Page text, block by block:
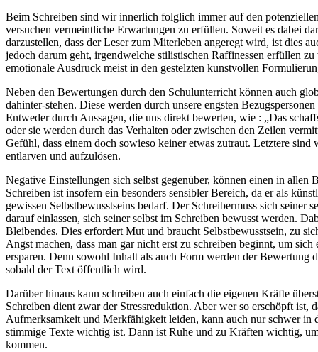
Beim Schreiben sind wir innerlich folglich immer auf den
versuchen vermeintliche Erwartungen zu erfüllen. Soweit es dabei
darzustellen, dass der Leser zum Miterleben angeregt wird, ist dies
jedoch darum geht, irgendwelche stilistischen Raffinessen erfüllen
emotionale Ausdruck meist in den gestelzten kunstvollen
Neben den Bewertungen durch den Schulunterricht können auch
dahinter-stehen. Diese werden durch unsere engsten
Entweder durch Aussagen, die uns direkt bewerten, wie : „Das
oder sie werden durch das Verhalten oder zwischen den Zeilen
Gefühl, dass einem doch sowieso keiner etwas zutraut. Letztere sind
entlarven und aufzulösen.
Negative Einstellungen sich selbst gegenüber, können einen in allen
Schreiben ist insofern ein besonders sensibler Bereich, da er als
gewissen Selbstbewusstseins bedarf. Der Schreibermuss sich seiner
darauf einlassen, sich seiner selbst im Schreiben bewusst werden.
Bleibendes. Dies erfordert Mut und braucht Selbstbewusstsein, zu
Angst machen, dass man gar nicht erst zu schreiben beginnt, um
ersparen. Denn sowohl Inhalt als auch Form werden der Bewertung
sobald der Text öffentlich wird.
Darüber hinaus kann schreiben auch einfach die eigenen Kräfte
Schreiben dient zwar der Stressreduktion. Aber wer so erschöpft ist,
Aufmerksamkeit und Merkfähigkeit leiden, kann auch nur schwer in
stimmige Texte wichtig ist. Dann ist Ruhe und zu Kräften wichtig,
kommen.